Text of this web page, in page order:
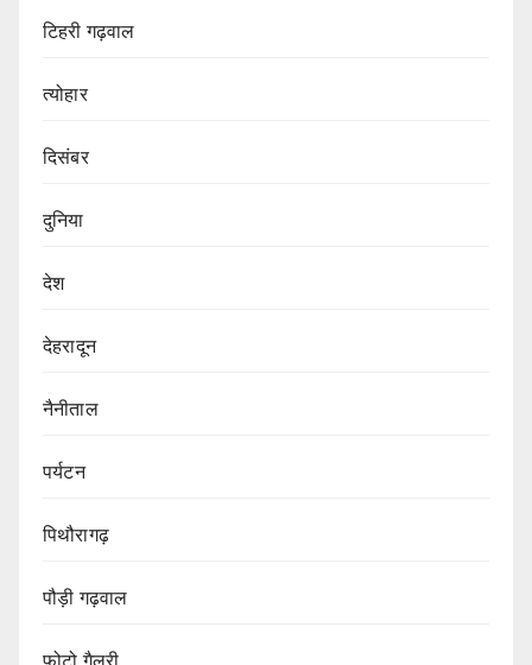
टिहरी गढ़वाल
त्योहार
दिसंबर
दुनिया
देश
देहरादून
नैनीताल
पर्यटन
पिथौरागढ़
पौड़ी गढ़वाल